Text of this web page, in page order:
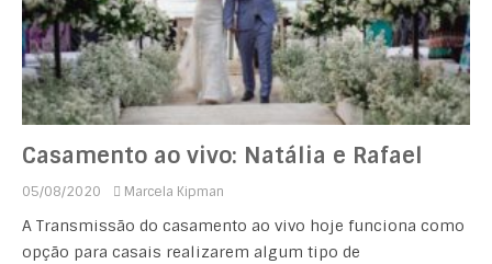
Casamento ao vivo: Natália e Rafael
05/08/2020 Marcela Kipman
A Transmissão do casamento ao vivo hoje funciona como
opção para casais realizarem algum tipo de